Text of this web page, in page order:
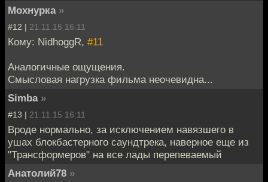
Мохнурка »
#12 | 21.11.15 16:11
Кому: NidhoggR, #11
Аналогичные ощущения.
Смысловая нагрузка фильма неочевидна...
Simba »
#13 | 21.11.15 16:11
Вроде нормально, за исключением навязшего в
ушах блокбастерного саундтрека, наверное еще из
"Трансформеров" на все лады перепеваемый
Анатолий78 »